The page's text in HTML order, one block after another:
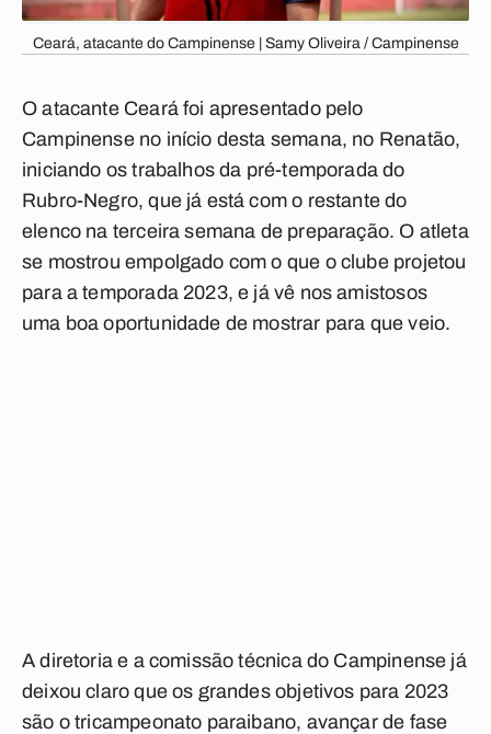
Ceará, atacante do Campinense | Samy Oliveira / Campinense
O atacante Ceará foi apresentado pelo
Campinense no início desta semana, no Renatão,
iniciando os trabalhos da pré-temporada do
Rubro-Negro, que já está com o restante do
elenco na terceira semana de preparação. O atleta
se mostrou empolgado com o que o clube projetou
para a temporada 2023, e já vê nos amistosos
uma boa oportunidade de mostrar para que veio.
A diretoria e a comissão técnica do Campinense já
deixou claro que os grandes objetivos para 2023
são o tricampeonato paraibano, avançar de fase